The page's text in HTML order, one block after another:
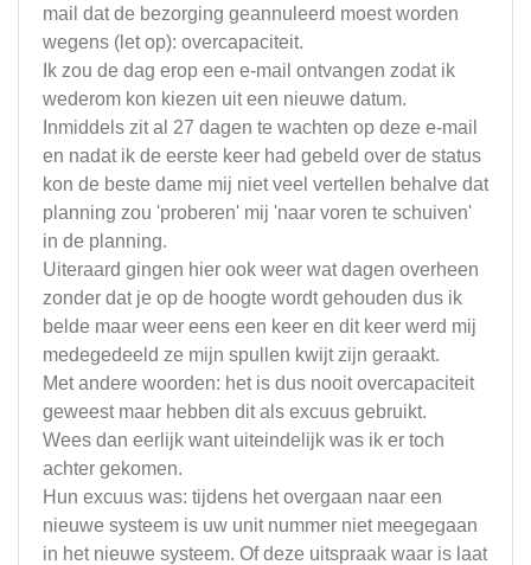
mail dat de bezorging geannuleerd moest worden
wegens (let op): overcapaciteit.
Ik zou de dag erop een e-mail ontvangen zodat ik
wederom kon kiezen uit een nieuwe datum.
Inmiddels zit al 27 dagen te wachten op deze e-mail
en nadat ik de eerste keer had gebeld over de status
kon de beste dame mij niet veel vertellen behalve dat
planning zou 'proberen' mij 'naar voren te schuiven'
in de planning.
Uiteraard gingen hier ook weer wat dagen overheen
zonder dat je op de hoogte wordt gehouden dus ik
belde maar weer eens een keer en dit keer werd mij
medegedeeld ze mijn spullen kwijt zijn geraakt.
Met andere woorden: het is dus nooit overcapaciteit
geweest maar hebben dit als excuus gebruikt.
Wees dan eerlijk want uiteindelijk was ik er toch
achter gekomen.
Hun excuus was: tijdens het overgaan naar een
nieuwe systeem is uw unit nummer niet meegegaan
in het nieuwe systeem. Of deze uitspraak waar is laat